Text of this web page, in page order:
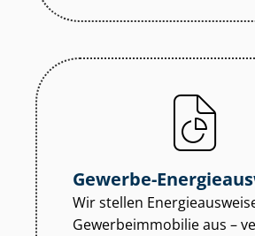
Gewerbe-
Wir stellen
Ge­wer­be­im­mo­bi­lie aus –